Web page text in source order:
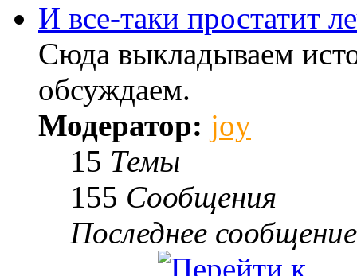
И все-таки простатит
Сюда выкладываем
обсуждаем.
Модератор: joy
15 Темы
155 Сообщения
Последнее сообщение